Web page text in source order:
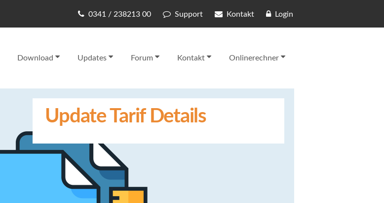
0341 / 238213 00 Support Kontakt Login
Download Updates Forum Kontakt Onlinerechner
Update Tarif Details